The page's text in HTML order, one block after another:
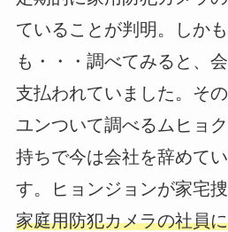
ていることが判明。しか
も・・・調べてみると、
支払われていました。そ
ユンついて調べるムヒョ
持ちで今は会社を辞めて
す。ヒョンジョンが家宅捜
家庭用防犯カメラの社員